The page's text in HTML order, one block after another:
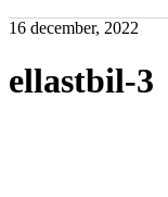
16 december, 2022
ellastbil-3